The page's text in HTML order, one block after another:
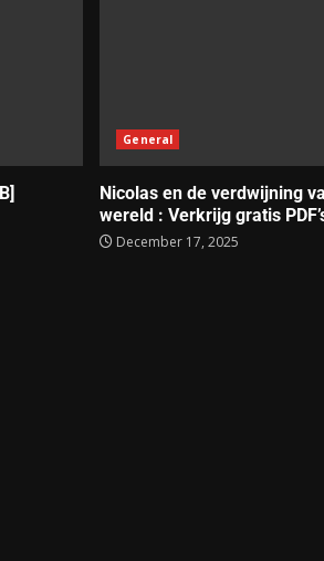
General
Nicolas en de verdwijning
wereld : Verkrijg gratis
December 17, 2025